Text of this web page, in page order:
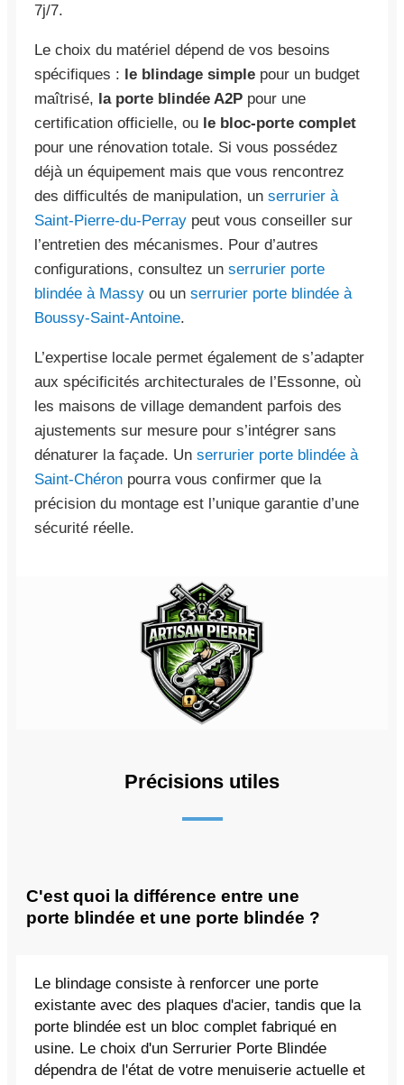
7j/7.
Le choix du matériel dépend de vos besoins
spécifiques : le blindage simple pour un budget
maîtrisé, la porte blindée A2P pour une
certification officielle, ou le bloc-porte complet
pour une rénovation totale. Si vous possédez
déjà un équipement mais que vous rencontrez
des difficultés de manipulation, un serrurier à
Saint-Pierre-du-Perray peut vous conseiller sur
l’entretien des mécanismes. Pour d’autres
configurations, consultez un serrurier porte
blindée à Massy ou un serrurier porte blindée à
Boussy-Saint-Antoine.
L’expertise locale permet également de s’adapter
aux spécificités architecturales de l’Essonne, où
les maisons de village demandent parfois des
ajustements sur mesure pour s’intégrer sans
dénaturer la façade. Un serrurier porte blindée à
Saint-Chéron pourra vous confirmer que la
précision du montage est l’unique garantie d’une
sécurité réelle.
Précisions utiles
C'est quoi la différence entre une
porte blindée et une porte blindée ?
Le blindage consiste à renforcer une porte
existante avec des plaques d'acier, tandis que la
porte blindée est un bloc complet fabriqué en
usine. Le choix d'un Serrurier Porte Blindée
dépendra de l'état de votre menuiserie actuelle et